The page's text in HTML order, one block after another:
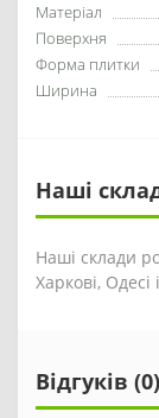
Матеріал
Поверхня
Форма плитки
Ширина
Наші
Наші склади
Харкові, Одесі
Відгуків (0)